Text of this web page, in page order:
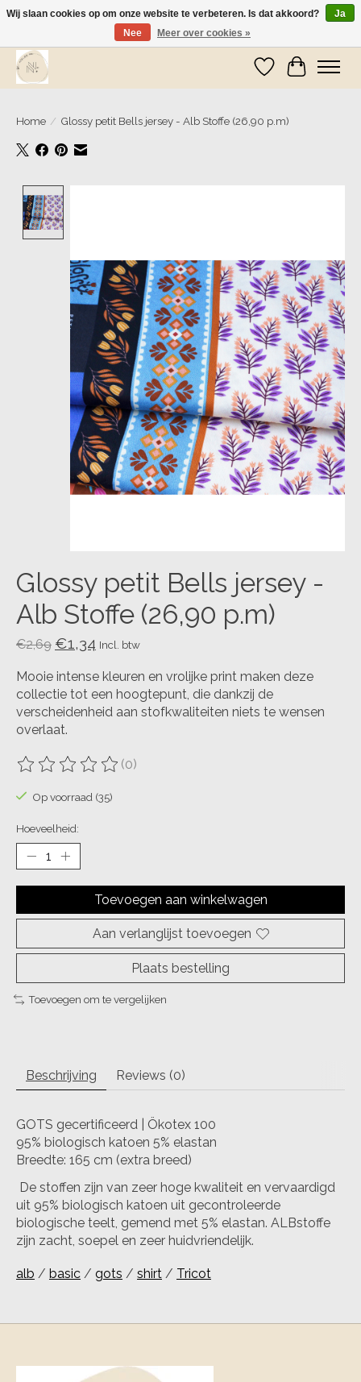
Wij zijn op vakantie! Vanaf zaterdag 9 mei worden er weer pakketjes verzonden
Verlanglijst
Home / Glossy petit Bells jersey - Alb Stoffe (26,90 p.m)
Glossy petit Bells jersey -
Alb Stoffe (26,90 p.m)
€2,69 €1,34 Incl. btw
Mooie intense kleuren en vrolijke print maken deze
collectie tot een hoogtepunt, die dankzij de
verscheidenheid aan stofkwaliteiten niets te wensen
overlaat.
De beoordeling van dit product is
(0)
Op voorraad (35)
Hoeveelheid:
Toevoegen aan winkelwagen
Aan verlanglijst toevoegen
Plaats bestelling
Toevoegen om te vergelijken
Beschrijving Reviews (0)
GOTS gecertificeerd | Ökotex 100
95% biologisch katoen 5% elastan
Breedte: 165 cm (extra breed)
De stoffen zijn van zeer hoge kwaliteit en vervaardigd
uit 95% biologisch katoen uit gecontroleerde
biologische teelt, gemend met 5% elastan. ALBstoffe
zijn zacht, soepel en zeer huidvriendelijk.
alb / basic / gots / shirt / Tricot
Wij slaan cookies op om onze website te verbeteren. Is dat akkoord?
Ja
Nee
Meer over cookies »